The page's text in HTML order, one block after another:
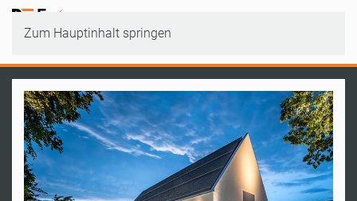
Zum Hauptinhalt springen